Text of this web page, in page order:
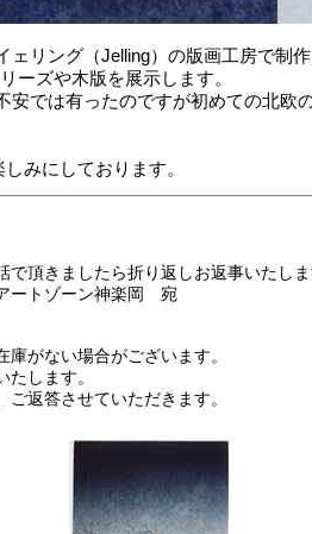
リング（Jelling）の版画工房で制
ーズや木版を展示します。
では有ったのですが初めての北欧
みにしております。
頂きましたら折り返しお返事いたしま
ートゾーン神楽岡 宛
がない場合がございます。
します。
返答させていただきます。